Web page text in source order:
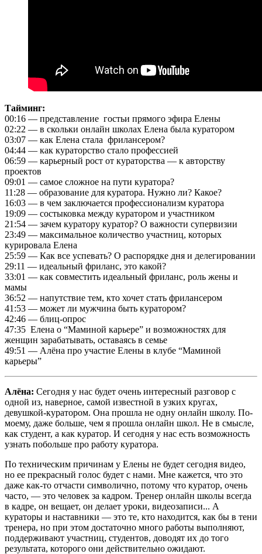
Тайминг:
00:16 — представление гостьи прямого эфира Елены
02:22 — в скольки онлайн школах Елена была куратором
03:07 — как Елена стала фрилансером?
04:44 — как кураторство стало профессией
06:59 — карьерный рост от кураторства — к авторству
проектов
09:01 — самое сложное на пути куратора?
11:28 — образование для куратора. Нужно ли? Какое?
16:03 — в чем заключается профессионализм куратора
19:09 — состыковка между куратором и участником
21:54 — зачем куратору куратор? О важности супервизии
23:49 — максимальное количество участниц, которых
курировала Елена
25:59 — Как все успевать? О распорядке дня и делегировании
29:11 — идеальный фриланс, это какой?
33:01 — как совместить идеальный фриланс, роль жены и
мамы
36:52 — напутствие тем, кто хочет стать фрилансером
41:53 — может ли мужчина быть куратором?
42:46 — блиц-опрос
47:35 Елена о “Маминой карьере” и возможностях для
женщин зарабатывать, оставаясь в семье
49:51 — Алёна про участие Елены в клубе “Маминой
карьеры”
Алёна: Сегодня у нас будет очень интересный разговор с
одной из, наверное, самой известной в узких кругах,
девушкой-куратором. Она прошла не одну онлайн школу. По-
моему, даже больше, чем я прошла онлайн школ. Не в смысле,
как студент, а как куратор. И сегодня у нас есть возможность
узнать побольше про работу куратора.
По техническим причинам у Елены не будет сегодня видео,
но ее прекрасный голос будет с нами. Мне кажется, что это
даже как-то отчасти символично, потому что куратор, очень
часто, — это человек за кадром. Тренер онлайн школы всегда
в кадре, он вещает, он делает уроки, видеозаписи... А
кураторы и наставники — это те, кто находится, как бы в тени
тренера, но при этом достаточно много работы выполняют,
поддерживают участниц, студентов, доводят их до того
результата, которого они действительно ожидают.